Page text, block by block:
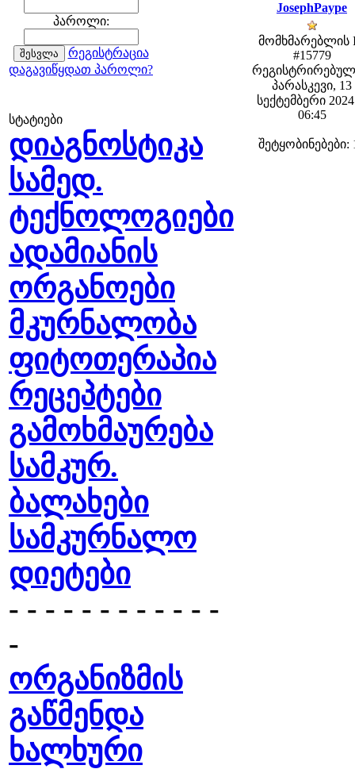
პაროლი:
რეგისტრაცია
დაგავიწყდათ პაროლი?
სტატიები
დიაგნოსტიკა
სამედ.
ტექნოლოგიები
ადამიანის
ორგანოები
მკურნალობა
ფიტოთერაპია
რეცეპტები
გამოხმაურება
სამკურ.
ბალახები
სამკურნალო
დიეტები
- - - - - - - - - - - -
-
ორგანიზმის
გაწმენდა
ხალხური
JosephPaype
მომხმარებლის
#15779
პარასკევი, 13
სექტემბერი
06:45
შეტყობინებები: